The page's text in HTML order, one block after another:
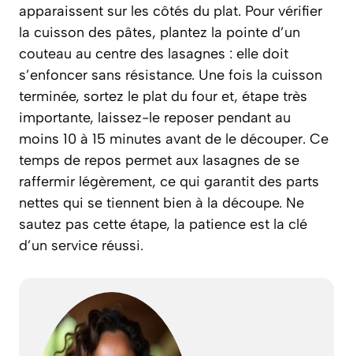
apparaissent sur les côtés du plat. Pour vérifier
la cuisson des pâtes, plantez la pointe d’un
couteau au centre des lasagnes : elle doit
s’enfoncer sans résistance. Une fois la cuisson
terminée, sortez le plat du four et, étape très
importante, laissez-le reposer pendant au
moins 10 à 15 minutes avant de le découper. Ce
temps de repos permet aux lasagnes de se
raffermir légèrement, ce qui garantit des parts
nettes qui se tiennent bien à la découpe. Ne
sautez pas cette étape, la patience est la clé
d’un service réussi.